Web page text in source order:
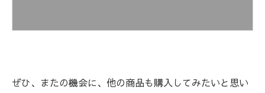
ぜひ、またの機会に、他の商品も購入してみたいと思い